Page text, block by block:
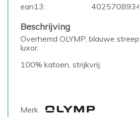
ean13:
Beschrijving
Overhemd OLYMP, blauwe
luxor.
100% katoen, strijkvrij.
Merk